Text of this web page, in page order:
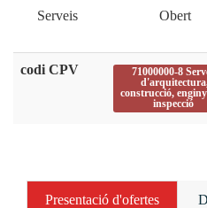
Serveis Obert
codi CPV
71000000-8
construcció,
inspecció
Presentació d'ofertes